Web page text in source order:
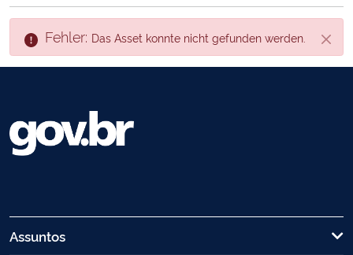
Fehler: Das Asset konnte nicht gefunden werden.
Assuntos